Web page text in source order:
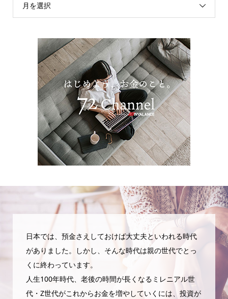
月を選択
日本では、預金さえしておけば大丈夫といわれる時代
がありました。しかし、そんな時代は親の世代でとっ
くに終わっています。
人生100年時代、老後の時間が長くなるミレニアル世
代・Z世代がこれからお金を増やしていくには、投資が